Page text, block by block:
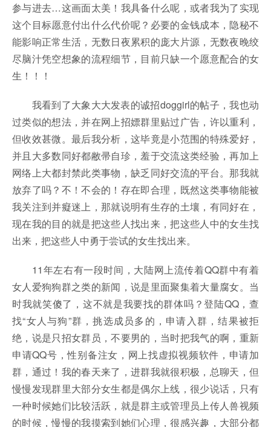
参与进去…这画面太美！我具备什么呢，或者我为了实现
这个目标愿意付出什么代价呢？必要的金钱成本，隐秘不
能影响正常生活，无数日夜累积的庞大片源，无数夜晚绞
尽脑汁凭空想象的流程细节，目前只缺一个愿意配合的女
生！！！
我看到了大象大大发表的诚招doggirl的帖子，我也动
过类似的想法，并在网上招嫖群里贴过广告，许以重利，
但收效甚微。最后我分析，这毕竟是小范围的特殊爱好，
并且大多数同好都敝帚自珍，羞于交流这类经验，再加上
网络上大都封禁此类事物，缺乏同好交流的平台。那我就
放弃了吗？不！不会的！存在即合理，既然这类事物能被
我关注到并癡迷上，那就说明有生存的土壤，有同好在，
现在我的目的就是把这些人找出来，把这些人中的女生找
出来，把这些人中勇于尝试的女生找出来。
11年左右有一段时间，大陆网上流传着QQ群中有着
女人爱狗狗群之类的新闻，说是里面聚集着大量腐女。当
时我就笑傻了，这不就是我要找的群体吗？登陆QQ，查
找“女人与狗”群，挑选成员多的，申请入群，结果被拒
绝，说是只招女群员，不要男的，当时把我气的啊，重新
申请QQ号，性别备注女，网上找虚拟视频软件，申请加
群，通过！我的春天来了，进群我就很积极，总聊天，但
慢慢发现群里大部分女生都是偶尔上线，很少说话，只有
一种时候她们比较活跃，就是群主或管理员上传人兽视频
的时候，慢慢的我摸索到她们心理，很感兴趣，大部分都